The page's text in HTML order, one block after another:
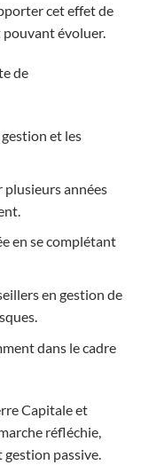
cet effet de
évoluer.
de
et les
années
en se complétant
en gestion de
dans le cadre
Capitale et
réfléchie,
passive.